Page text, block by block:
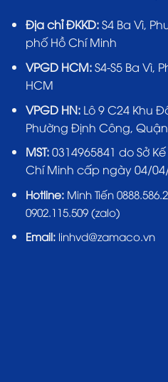
Địa chỉ ĐKKD:S4 Ba Vì,
phố Hồ Chí Minh
VPGD HCM:S4-S5 Ba Vì,
HCM
VPGD HN:Lô 9 C24 Khu
Phường Định Công,
MST:0314965841 do Sở
Chí Minh cấp ngày 04/
Hotline: Minh Tiến
0902.115.509 (zalo)
Email:linhvd@zamaco.vn